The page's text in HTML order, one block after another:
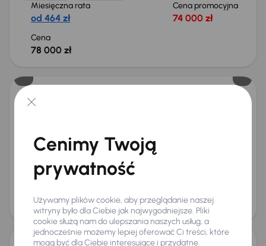
Miesięczna rata
od 464 zł
Cena promocyjna
74 000 zł
Cena
78 000 zł
Kia Sportage
Auta krajowe
1.6 T-GDI +6 kolejnych
od 524 zł
88 000 zł
Cenimy Twoją
prywatność
Używamy plików cookie, aby przeglądanie naszej
witryny było dla Ciebie jak najwygodniejsze. Pliki
cookie służą nam do ulepszania naszych usług, a
jednocześnie możemy lepiej oferować Ci treści, które
mogą być dla Ciebie interesujące i przydatne.